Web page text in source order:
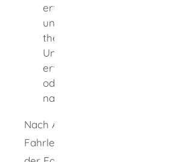
erfolgreichem Abschluss der
und Bestehen der Lehrprobe
theoretischen und
Unterricht) oder nach
erfolgloser Lehrprobe im
oder im fahrpraktischen
nach Ablauf von 2 Jahren ab
Nach Abschluss der Ausbildung
Fahrlehrer und dem erfolgreichen